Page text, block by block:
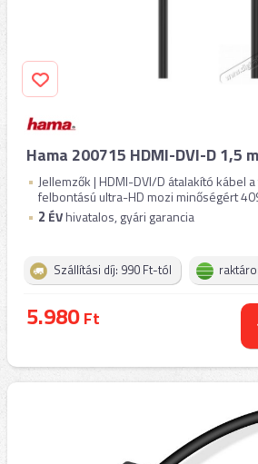
Hama 200715 HDMI-DVI-D 1,5
Jellemzők | HDMI-DVI/D átalakító kábel
felbontású ultra-HD mozi minőségért
2 ÉVhivatalos, gyári garancia
Szállítási díj: 990 Ft-tól
5.980Ft